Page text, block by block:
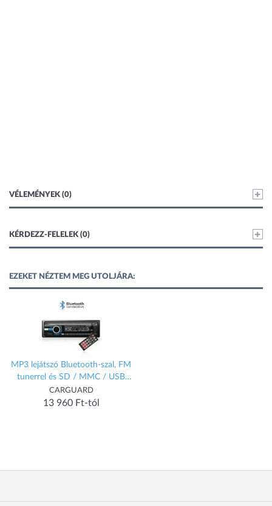
VÉLEMÉNYEK (0)
KÉRDEZZ-FELELEK (0)
EZEKET NÉZTEM MEG UTOLJÁRA:
MP3 lejátszó Bluetooth-szal, FM
tunerrel és SD / MMC / USB
olvasóval
CARGUARD
13 960 Ft-tól